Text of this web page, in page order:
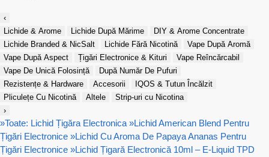
‹
Lichide & Arome
Lichide După Mărime
DIY & Arome Concentrate
Lichide Branded & NicSalt
Lichide Fără Nicotină
Vape După Aromă
Vape După Aspect
Țigări Electronice & Kituri
Vape Reîncărcabil
Vape De Unică Folosință
După Număr De Pufuri
Rezistențe & Hardware
Accesorii
IQOS & Tutun Încălzit
Pliculețe Cu Nicotină
Altele
Strip-uri cu Nicotina
›
»Toate: Lichid Țigăra Electronica »Lichid American Blend Pentru
Țigări Electronice »Lichid Cu Aroma De Papaya Ananas Pentru
Țigări Electronice »Lichid Țigară Electronică 10ml – E-Liquid TPD